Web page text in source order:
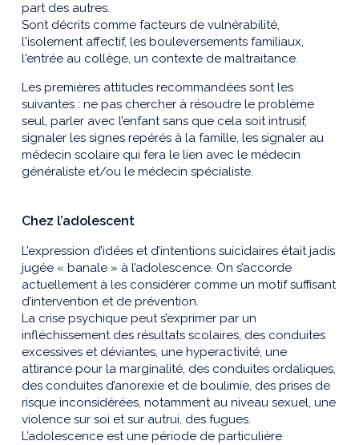
part des autres.
Sont décrits comme facteurs de vulnérabilité,
l'isolement affectif, les bouleversements familiaux,
l'entrée au collège, un contexte de maltraitance.
Les premières attitudes recommandées sont les
suivantes : ne pas chercher à résoudre le problème
seul, parler avec l’enfant sans que cela soit intrusif,
signaler les signes repérés à la famille, les signaler au
médecin scolaire qui fera le lien avec le médecin
généraliste et/ou le médecin spécialiste.
Chez l’adolescent
L’expression d’idées et d’intentions suicidaires était jadis
jugée « banale » à l’adolescence. On s’accorde
actuellement à les considérer comme un motif suffisant
d’intervention et de prévention.
La crise psychique peut s’exprimer par un
infléchissement des résultats scolaires, des conduites
excessives et déviantes, une hyperactivité, une
attirance pour la marginalité, des conduites ordaliques,
des conduites d’anorexie et de boulimie, des prises de
risque inconsidérées, notamment au niveau sexuel, une
violence sur soi et sur autrui, des fugues.
L’adolescence est une période de particulière